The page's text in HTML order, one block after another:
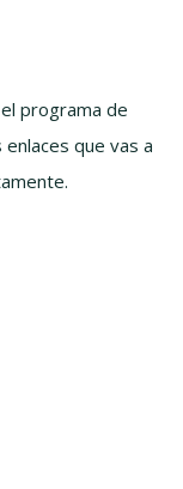
programa de
que vas a